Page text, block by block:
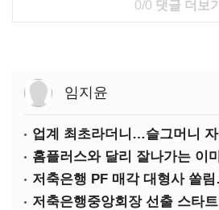
0/0 댓글 더보기
임지윤
저축은행중앙회장 선출 스타트